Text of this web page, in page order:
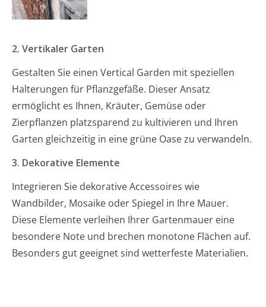
2. Vertikaler Garten
Gestalten Sie einen Vertical Garden mit speziellen
Halterungen für Pflanzgefäße. Dieser Ansatz
ermöglicht es Ihnen, Kräuter, Gemüse oder
Zierpflanzen platzsparend zu kultivieren und Ihren
Garten gleichzeitig in eine grüne Oase zu verwandeln.
3. Dekorative Elemente
Integrieren Sie dekorative Accessoires wie
Wandbilder, Mosaike oder Spiegel in Ihre Mauer.
Diese Elemente verleihen Ihrer Gartenmauer eine
besondere Note und brechen monotone Flächen auf.
Besonders gut geeignet sind wetterfeste Materialien.